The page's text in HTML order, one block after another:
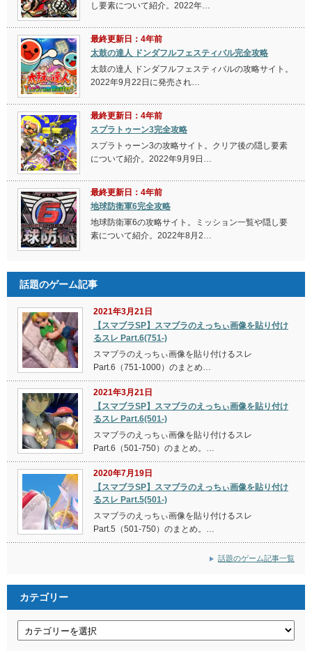
し要素について紹介。2022年…
最終更新日：4年前
太鼓の達人 ドンダフルフェスティバル完全攻略
太鼓の達人 ドンダフルフェスティバルの攻略サイト。
2022年9月22日に発売され…
最終更新日：4年前
スプラトゥーン3完全攻略
スプラトゥーン3の攻略サイト。クリア後の隠し要素
について紹介。2022年9月9日…
最終更新日：4年前
地球防衛軍6完全攻略
地球防衛軍6の攻略サイト。ミッション一覧や隠し要
素について紹介。2022年8月2…
話題のゲーム記事
2021年3月21日
【スマブラSP】スマブラのえっちぃ画像を貼り付け
るスレ Part.6(751-)
スマブラのえっちぃ画像を貼り付けるスレ
Part.6（751-1000）のまとめ…
2021年3月21日
【スマブラSP】スマブラのえっちぃ画像を貼り付け
るスレ Part.6(501-)
スマブラのえっちぃ画像を貼り付けるスレ
Part.6（501-750）のまとめ。…
2020年7月19日
【スマブラSP】スマブラのえっちぃ画像を貼り付け
るスレ Part.5(501-)
スマブラのえっちぃ画像を貼り付けるスレ
Part.5（501-750）のまとめ。…
話題のゲーム記事一覧
カテゴリー